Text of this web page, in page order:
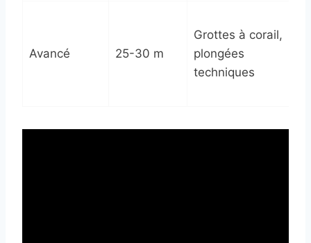
Avancé 25-30 m
Grottes à corail,
plongées
techniques